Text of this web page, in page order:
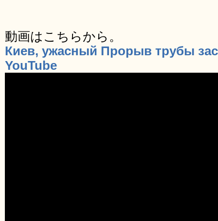
動画はこちらから。
Киев, ужасный Прорыв трубы
YouTube